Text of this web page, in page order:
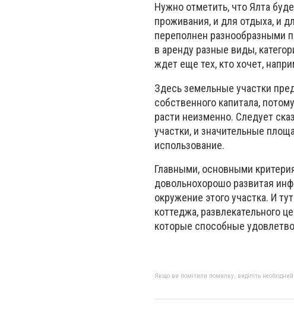
Нужно отметить, что Ялта
проживания, и для отдыха, и
переполнен разнообразными
в аренду разные виды,
ждет еще тех, кто хочет,
Здесь земельные участки
собственного капитала,
расти неизменно. Следует
участки, и значительные
использование.
Главными, основными
довольнохорошо развитая
окружение этого участка. И
коттеджа, развлекательного
которые способные
Якщо ви помітили помилку, виділіть